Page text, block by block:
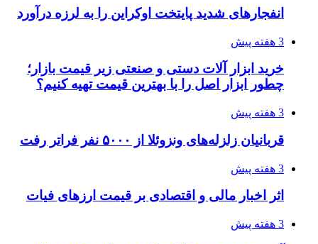
انفجارهای شدید پایتخت اوکراین را به لرزه درآورد
3 هفته پیش
خرید ابزار آلات دستی و صنعتی زیر قیمت بازار؛
چطور ابزار اصل را با بهترین قیمت تهیه کنیم؟
3 هفته پیش
قربانیان زلزله‌های ونزوئلا از ۵۰۰۰ نفر فراتر رفت
3 هفته پیش
اثر اخبار مالی و اقتصادی بر قیمت ارزهای فیات
3 هفته پیش